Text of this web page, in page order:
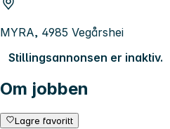
MYRA, 4985 Vegårshei
Stillingsannonsen er inaktiv.
Om jobben
Lagre favoritt